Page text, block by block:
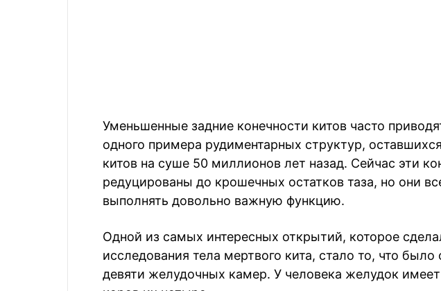
Уменьшенные задние конечности китов часто
одного примера рудиментарных структур,
китов на суше 50 миллионов лет назад. Сейчас эти
редуцированы до крошечных остатков таза, но они
выполнять довольно важную функцию.
Одной из самых интересных открытий, которое
исследования тела мертвого кита, стало то, что
девяти желудочных камер. У человека желудок